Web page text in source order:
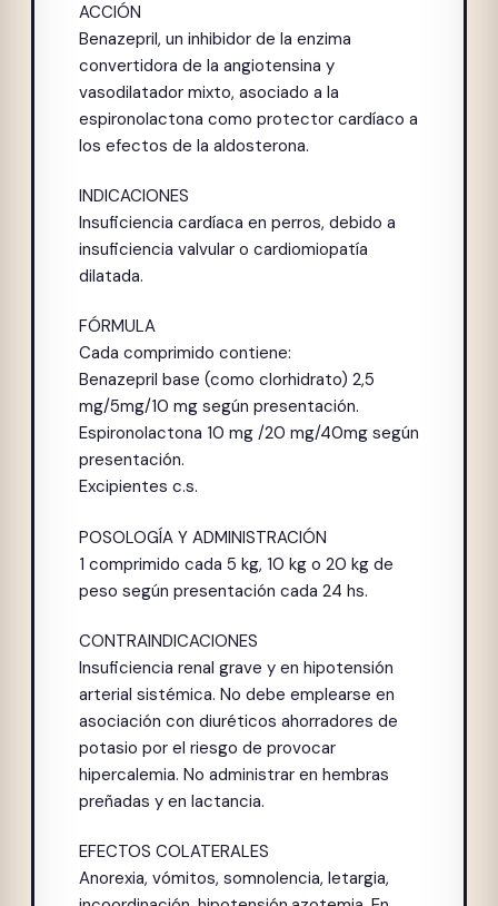
ACCIÓN
Benazepril, un inhibidor de la enzima
convertidora de la angiotensina y
vasodilatador mixto, asociado a la
espironolactona como protector cardíaco a
los efectos de la aldosterona.
INDICACIONES
Insuficiencia cardíaca en perros, debido a
insuficiencia valvular o cardiomiopatía
dilatada.
FÓRMULA
Cada comprimido contiene:
Benazepril base (como clorhidrato) 2,5
mg/5mg/10 mg según presentación.
Espironolactona 10 mg /20 mg/40mg según
presentación.
Excipientes c.s.
POSOLOGÍA Y ADMINISTRACIÓN
1 comprimido cada 5 kg, 10 kg o 20 kg de
peso según presentación cada 24 hs.
CONTRAINDICACIONES
Insuficiencia renal grave y en hipo­tensión
arterial sistémica. No debe emplearse en
asociación con diuréticos ahorra­dores de
potasio por el riesgo de provocar
hipercalemia. No administrar en hembras
preñadas y en lactancia.
EFECTOS COLATERALES
Anorexia, vómitos, somnolencia, letargia,